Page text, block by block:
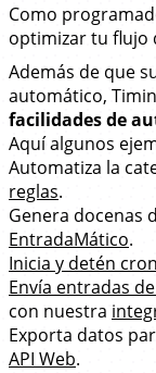
Como
optimizar tu flujo
Además de que
automático,
facilidades de
Aquí algunos
Automatiza la
reglas.
Genera docenas
EntradaMático.
Inicia y detén
Envía entradas
con nuestra
Exporta datos
API Web.